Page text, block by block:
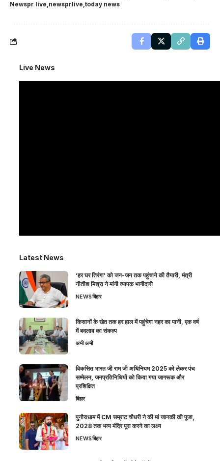
Newspr live newsprlive today news
Live News
Latest News
‘हर घर तिरंगा’ को जन-जन तक पहुंचाने की तैयारी, मंत्री
नीतीश मिश्रा ने मांगी व्यापक भागीदारी
NEWSबिहार
किसानों के खेत तक हर हाल में पहुंचेगा नहर का पानी, एक वर्ष
में बदलाव का संकल्प
अभी अभी
विकसित भारत जी राम जी अधिनियम 2025 को लेकर पंच
सम्मेलन, जनप्रतिनिधियों को किया गया जागरूक और
प्रशिक्षित
बिहार
पुनौराधाम में CM सम्राट चौधरी ने की मां जानकी की पूजा,
2028 तक भव्य मंदिर पूरा करने का लक्ष्य
NEWSबिहार